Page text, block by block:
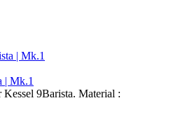
| Mk.1
9Barista. Material :